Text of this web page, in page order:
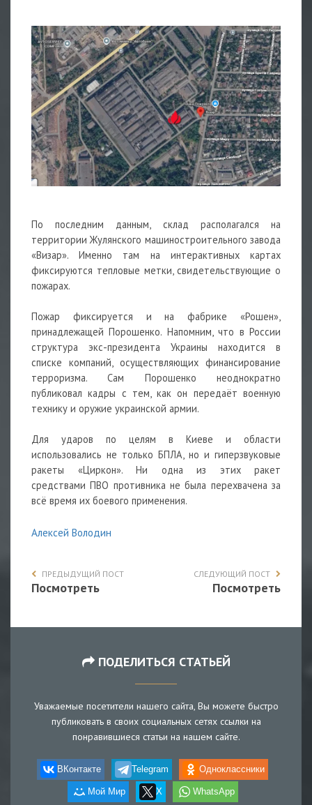
По последним данным, склад располагался на
территории Жулянского машиностроительного завода
«Визар». Именно там на интерактивных картах
фиксируются тепловые метки, свидетельствующие о
пожарах.
Пожар фиксируется и на фабрике «Рошен»,
принадлежащей Порошенко. Напомним, что в России
структура экс-президента Украины находится в
списке компаний, осуществляющих финансирование
терроризма. Сам Порошенко неоднократно
публиковал кадры с тем, как он передаёт военную
технику и оружие украинской армии.
Для ударов по целям в Киеве и области
использовались не только БПЛА, но и гиперзвуковые
ракеты «Циркон». Ни одна из этих ракет
средствами ПВО противника не была перехвачена за
всё время их боевого применения.
Алексей Володин
ПРЕДЫДУЩИЙ ПОСТ
Посмотреть
СЛЕДУЮЩИЙ ПОСТ
Посмотреть
ПОДЕЛИТЬСЯ СТАТЬЕЙ
Уважаемые посетители нашего сайта, Вы можете быстро
публиковать в своих социальных сетях ссылки на
понравившиеся статьи на нашем сайте.
ВКонтакте Telegram Одноклассники
Мой Мир X WhatsApp